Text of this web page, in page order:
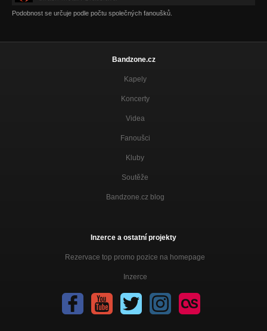
Podobnost se určuje podle počtu společných fanoušků.
Bandzone.cz
Kapely
Koncerty
Videa
Fanoušci
Kluby
Soutěže
Bandzone.cz blog
Inzerce a ostatní projekty
Rezervace top promo pozice na homepage
Inzerce